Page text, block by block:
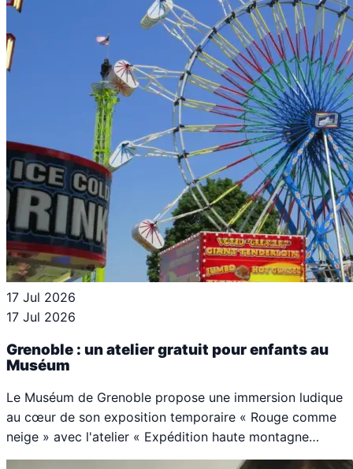
17 Jul 2026
17 Jul 2026
Grenoble : un atelier gratuit pour enfants au
Muséum
Le Muséum de Grenoble propose une immersion ludique
au cœur de son exposition temporaire « Rouge comme
neige » avec l'atelier « Expédition haute montagne…